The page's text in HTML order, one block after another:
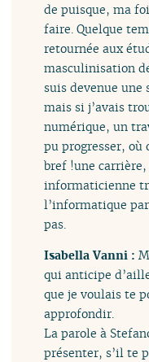
de puisque, ma
faire. Quelque
retournée aux
masculinisation
suis devenue une
mais si j’avais
numérique, un
pu progresser, où
bref !une
informaticienne
l’informatique
pas.
Isabella Vanni :
qui anticipe
que je voulais te
approfondir.
La parole à
présenter, s’il te